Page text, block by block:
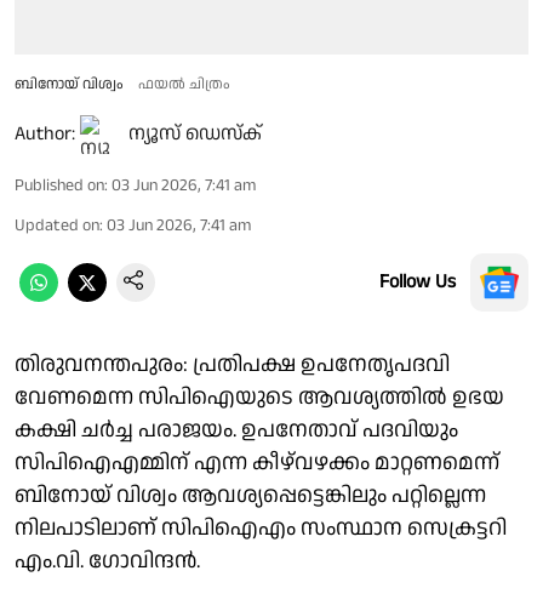
ബിനോയ് വിശ്വം ഫയൽ ചിത്രം
Author: ന്യൂസ് ഡെസ്ക്
Published on: 03 Jun 2026, 7:41 am
Updated on: 03 Jun 2026, 7:41 am
Follow Us
തിരുവനന്തപുരം: പ്രതിപക്ഷ ഉപനേതൃപദവി
വേണമെന്ന സിപിഐയുടെ ആവശ്യത്തില്‍ ഉഭയ
കക്ഷി ചര്‍ച്ച പരാജയം. ഉപനേതാവ് പദവിയും
സിപിഐഎമ്മിന് എന്ന കീഴ്‌വഴക്കം മാറ്റണമെന്ന്
ബിനോയ് വിശ്വം ആവശ്യപ്പെട്ടെങ്കിലും പറ്റില്ലെന്ന
നിലപാടിലാണ് സിപിഐഎം സംസ്ഥാന സെക്രട്ടറി
എം.വി. ഗോവിന്ദന്‍.